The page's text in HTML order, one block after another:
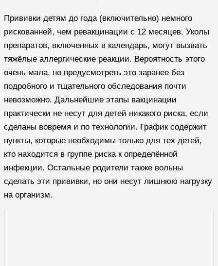
Прививки детям до года (включительно) немного
рискованней, чем ревакцинации с 12 месяцев. Уколы
препаратов, включенных в календарь, могут вызвать
тяжёлые аллергические реакции. Вероятность этого
очень мала, но предусмотреть это заранее без
подробного и тщательного обследования почти
невозможно. Дальнейшие этапы вакцинации
практически не несут для детей никакого риска, если
сделаны вовремя и по технологии. График содержит
пункты, которые необходимы только для тех детей,
кто находится в группе риска к определённой
инфекции. Остальные родители также вольны
сделать эти прививки, но они несут лишнюю нагрузку
на организм.